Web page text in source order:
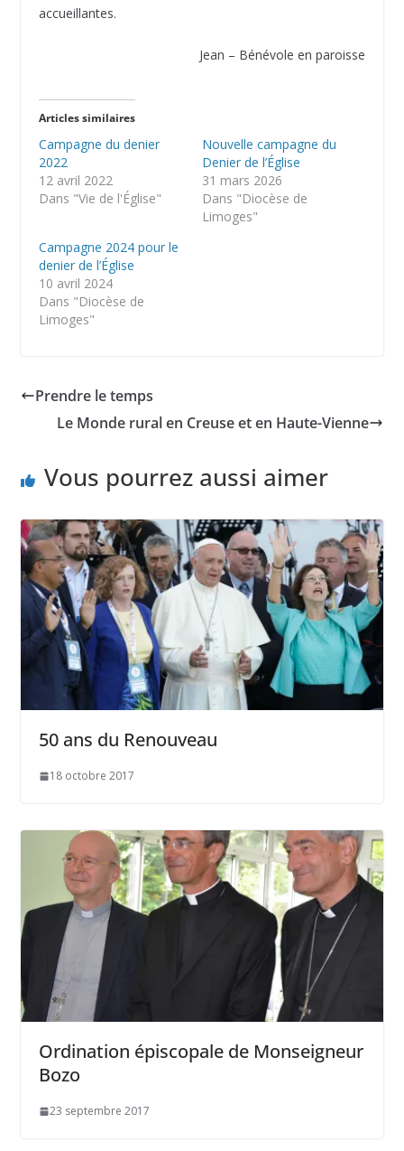
accueillantes.
Jean – Bénévole en paroisse
Articles similaires
Campagne du denier
2022
12 avril 2022
Dans "Vie de l'Église"
Nouvelle campagne du
Denier de l’Église
31 mars 2026
Dans "Diocèse de
Limoges"
Campagne 2024 pour le
denier de l’Église
10 avril 2024
Dans "Diocèse de
Limoges"
Prendre le temps
Le Monde rural en Creuse et en Haute-Vienne
Vous pourrez aussi aimer
50 ans du Renouveau
18 octobre 2017
Ordination épiscopale de Monseigneur
Bozo
23 septembre 2017